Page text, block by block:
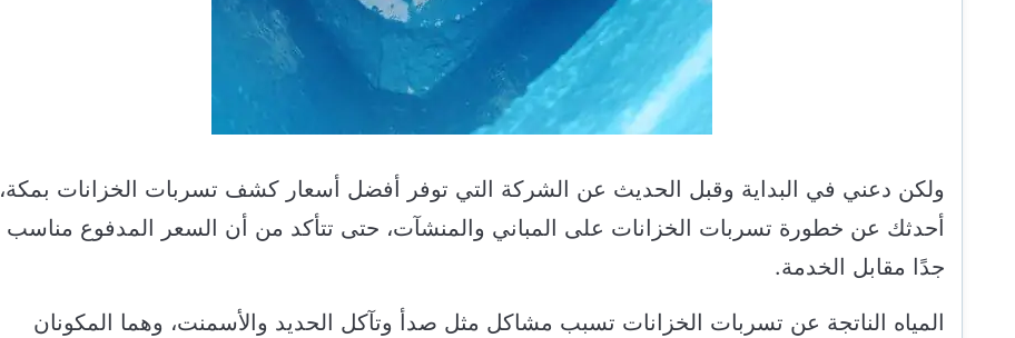
ولكن دعني في البداية وقبل الحديث عن الشركة التي توفر أفضل أسعار كشف تسربات الخزانات بمكة،
أحدثك عن خطورة تسربات الخزانات على المباني والمنشآت، حتى تتأكد من أن السعر المدفوع مناسب
جدًا مقابل الخدمة.
المياه الناتجة عن تسربات الخزانات تسبب مشاكل مثل صدأ وتآكل الحديد والأسمنت، وهما المكونان